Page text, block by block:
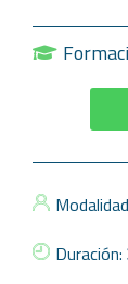
Duración: